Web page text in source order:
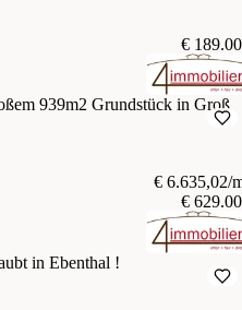
€
939m2 Grundstück in Groß
€ 6.635,02/
€
in Ebenthal !